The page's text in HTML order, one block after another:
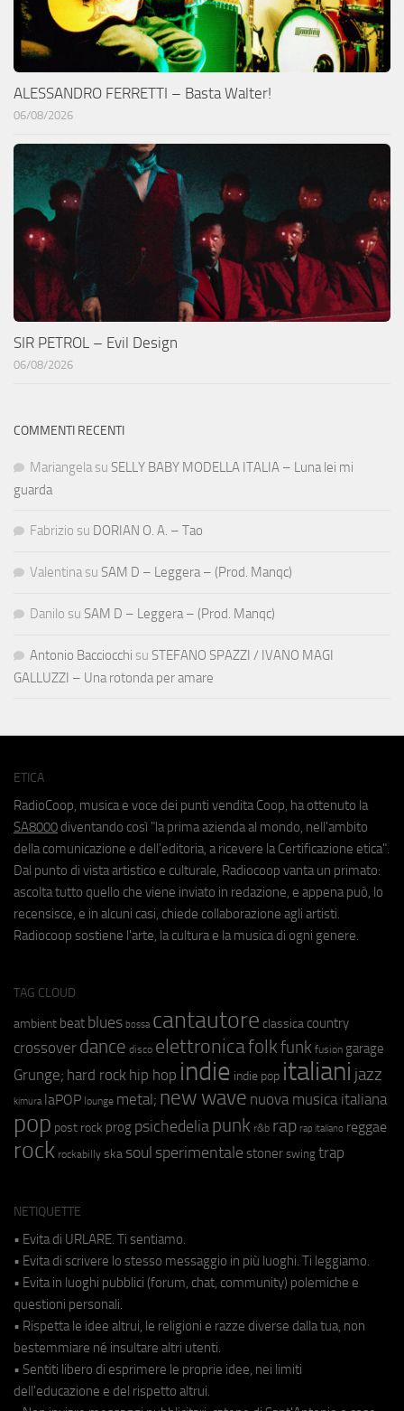
ALESSANDRO FERRETTI – Basta Walter!
06/08/2026
SIR PETROL – Evil Design
06/08/2026
COMMENTI RECENTI
Mariangela su SELLY BABY MODELLA ITALIA – Luna lei mi
guarda
Fabrizio su DORIAN O. A. – Tao
Valentina su SAM D – Leggera – (Prod. Manqc)
Danilo su SAM D – Leggera – (Prod. Manqc)
Antonio Bacciocchi su STEFANO SPAZZI / IVANO MAGI
GALLUZZI – Una rotonda per amare
ETICA
RadioCoop, musica e voce dei punti vendita Coop, ha ottenuto la
SA8000 diventando così "la prima azienda al mondo, nell'ambito
della comunicazione e dell'editoria, a ricevere la Certificazione etica".
Dal punto di vista artistico e culturale, Radiocoop vanta un primato:
ascolta tutto quello che viene inviato in redazione, e appena può, lo
recensisce, e in alcuni casi, chiede collaborazione agli artisti.
Radiocoop sostiene l'arte, la cultura e la musica di ogni genere.
TAG CLOUD
ambient beat blues bossa cantautore classica country
crossover dance disco elettronicafolkfunk fusion garage
Grunge; hard rock hip hop indie indie pop italiani jazz
kimura laPOP lounge metal; new wave nuova musica italiana
pop post rock prog psichedeliapunk r&b rap rap italiano reggae
rock rockabilly ska soul sperimentale stoner swing trap
NETIQUETTE
• Evita di URLARE. Ti sentiamo.
• Evita di scrivere lo stesso messaggio in più luoghi. Ti leggiamo.
• Evita in luoghi pubblici (forum, chat, community) polemiche e
questioni personali.
• Rispetta le idee altrui, le religioni e razze diverse dalla tua, non
bestemmiare né insultare altri utenti.
• Sentiti libero di esprimere le proprie idee, nei limiti
dell'educazione e del rispetto altrui.